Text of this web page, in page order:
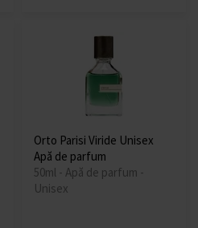
Orto Parisi Viride Unisex
Apă de parfum
50ml - Apă de parfum -
Unisex